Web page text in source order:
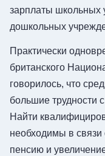
зарплаты школьных
дошкольных
Практически
британского
говорилось, что
большие трудности
Найти
необходимы в
пенсию и